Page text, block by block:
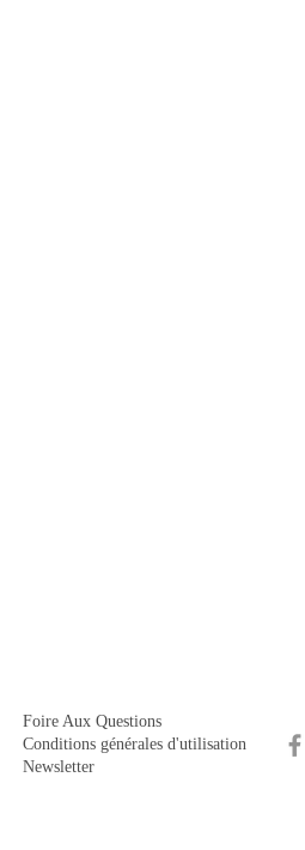
Foire Aux Questions
Conditions générales d'utilisation
Newsletter